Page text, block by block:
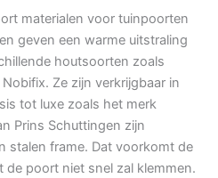
materialen voor tuinpoorten
geven een warme uitstraling
houtsoorten zoals
Ze zijn verkrijgbaar in
tot luxe zoals het merk
Prins Schuttingen zijn
stalen frame. Dat voorkomt de
poort niet snel zal klemmen.